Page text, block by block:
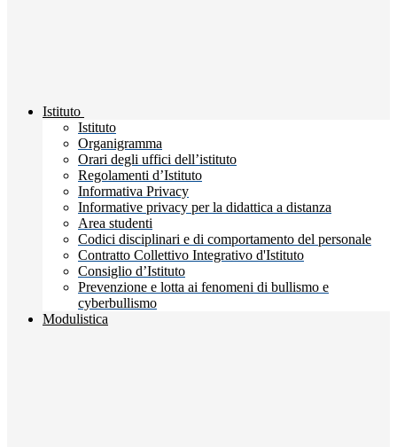
Istituto
Istituto
Organigramma
Orari degli uffici dell’istituto
Regolamenti d’Istituto
Informativa Privacy
Informative privacy per la didattica a distanza
Area studenti
Codici disciplinari e di comportamento del personale
Contratto Collettivo Integrativo d'Istituto
Consiglio d’Istituto
Prevenzione e lotta ai fenomeni di bullismo e
cyberbullismo
Modulistica